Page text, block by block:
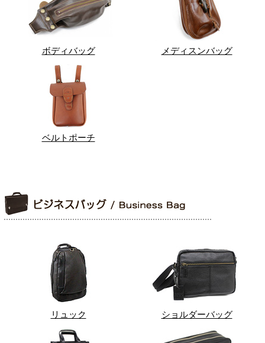
ボディバッグ メディスンバッグ
ベルトポーチ
リュック ショルダーバッグ